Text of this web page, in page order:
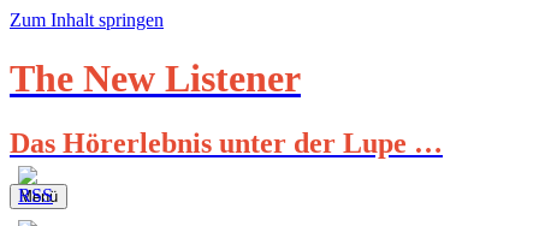
Zum Inhalt springen
The New Listener
Das Hörerlebnis unter der Lupe …
Menü